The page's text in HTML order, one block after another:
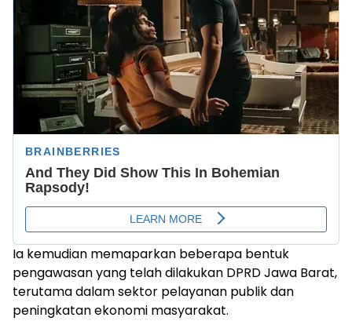
Ia kemudian memaparkan beberapa bentuk
pengawasan yang telah dilakukan DPRD Jawa Barat,
terutama dalam sektor pelayanan publik dan
peningkatan ekonomi masyarakat.